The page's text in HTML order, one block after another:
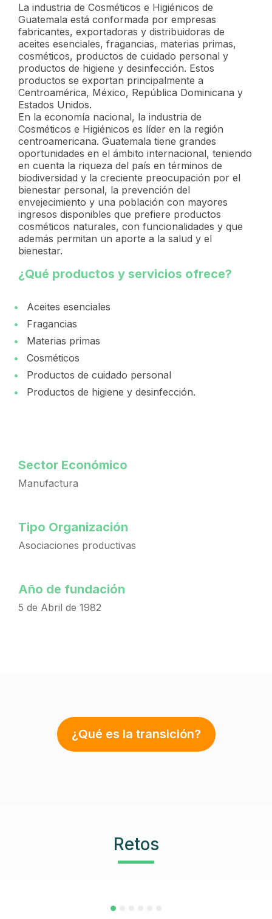
La industria de Cosméticos e Higiénicos de
Guatemala está conformada por empresas
fabricantes, exportadoras y distribuidoras de
aceites esenciales, fragancias, materias primas,
cosméticos, productos de cuidado personal y
productos de higiene y desinfección. Estos
productos se exportan principalmente a
Centroamérica, México, República Dominicana y
Estados Unidos.
En la economía nacional, la industria de
Cosméticos e Higiénicos es líder en la región
centroamericana. Guatemala tiene grandes
oportunidades en el ámbito internacional, teniendo
en cuenta la riqueza del país en términos de
biodiversidad y la creciente preocupación por el
bienestar personal, la prevención del
envejecimiento y una población con mayores
ingresos disponibles que prefiere productos
cosméticos naturales, con funcionalidades y que
además permitan un aporte a la salud y el
bienestar.
¿Qué productos y servicios ofrece?
Aceites esenciales
Fragancias
Materias primas
Cosméticos
Productos de cuidado personal
Productos de higiene y desinfección.
Sector Económico
Manufactura
Tipo Organización
Asociaciones productivas
Año de fundación
5 de Abril de 1982
¿Qué es la transición?
Retos